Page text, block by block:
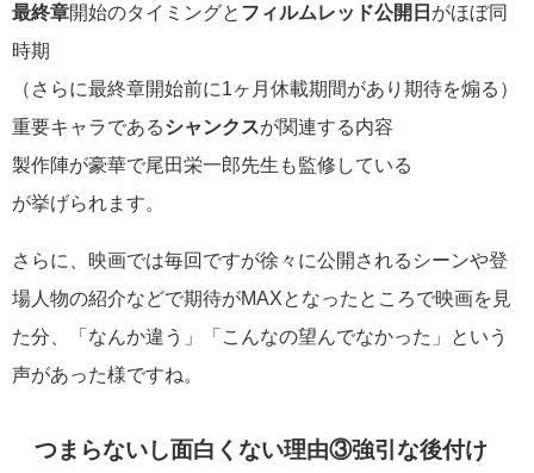
最終章開始のタイミングと フィルムレッド公開日 がほぼ同
時期
（さらに最終章開始前に1ヶ月休載期間があり期待を煽る）
重要キャラであるシャンクスが関連する内容
製作陣が豪華で尾田栄一郎先生も監修している
が挙げられます。
さらに、映画では毎回ですが徐々に公開されるシーンや登
場人物の紹介などで期待がMAXとなったところで映画を見
た分、「なんか違う」「こんなの望んでなかった」という
声があった様ですね。
つまらないし面白くない理由③強引な後付け